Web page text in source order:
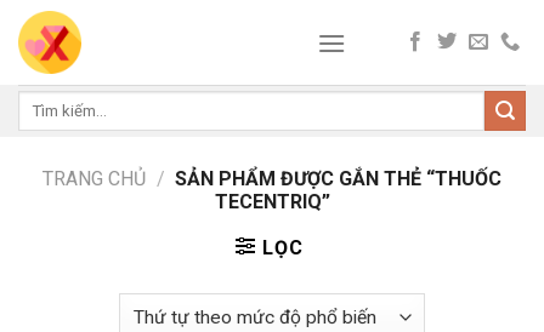
Skip
content
Tìm
TRANG CHỦ / SẢN PHẨM ĐƯỢC GẮN THẺ “THUỐC
TECENTRIQ”
LỌC